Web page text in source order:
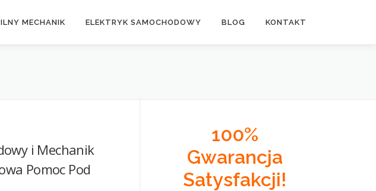
MECHANIK ELEKTRYK SAMOCHODOWY BLOG KONTAKT
i Mechanik
Pomoc Pod
100%
Gwarancja
Satysfakcji!